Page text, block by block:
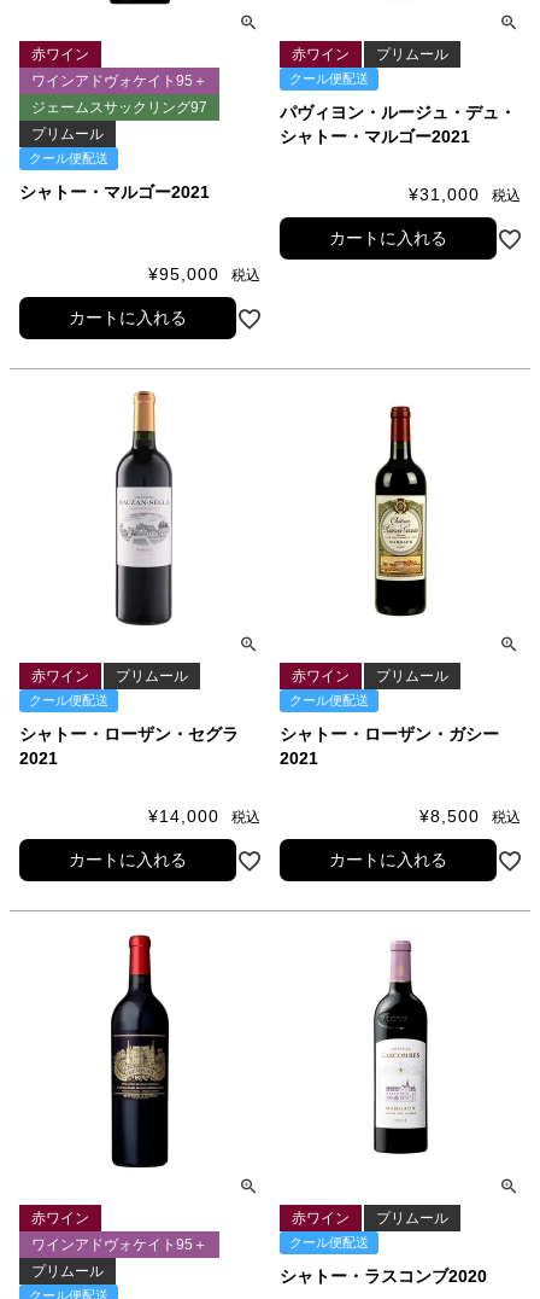
シャトー・マルゴー2021
赤ワイン
ワインアドヴォケイト95＋
ジェームスサックリング97
プリムール
クール便配送
¥95,000 税込
カートに入れる
パヴィヨン・ルージュ・デュ・
シャトー・マルゴー2021
赤ワイン プリムール
クール便配送
¥31,000 税込
カートに入れる
シャトー・ローザン・セグラ
2021
赤ワイン プリムール
クール便配送
¥14,000 税込
カートに入れる
シャトー・ローザン・ガシー
2021
赤ワイン プリムール
クール便配送
¥8,500 税込
カートに入れる
赤ワイン
ワインアドヴォケイト95＋
プリムール
クール便配送
シャトー・ラスコンブ2020
赤ワイン プリムール
クール便配送